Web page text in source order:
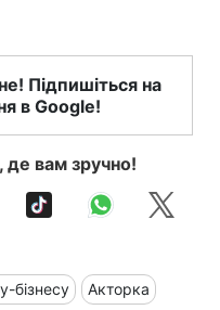
Підпишіться на
в Google!
де вам зручно!
бізнесу Акторка